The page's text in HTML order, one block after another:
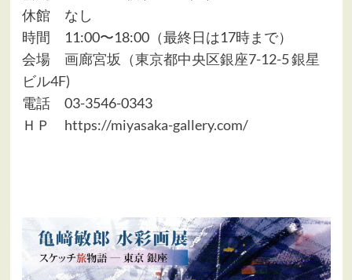
休館 なし
時間 11:00〜18:00（最終日は17時まで）
会場 画廊宮坂（東京都中央区銀座7-12-5 銀星
ビル4F)
電話 03-3546-0343
ＨＰ https://miyasaka-gallery.com/